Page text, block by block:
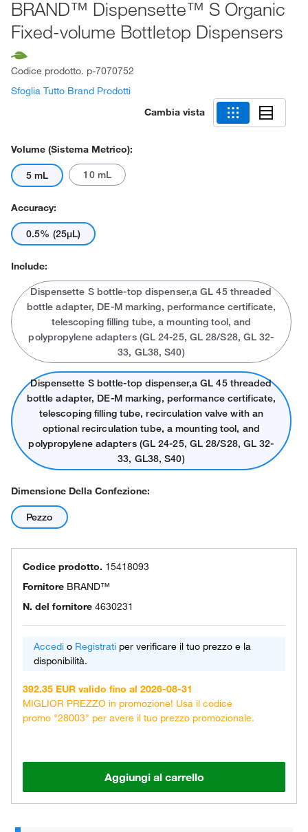
BRAND™ Dispensette™ S Organic
Fixed-volume Bottletop Dispensers
Codice prodotto. p-7070752
Sfoglia Tutto Brand Prodotti
Cambia vista
Volume (sistema Metrico):
5 mL 10 mL
Accuracy:
0.5% (25μL)
Include:
Dispensette S bottle-top dispenser,a GL 45 threaded
bottle adapter, DE-M marking, performance certificate,
telescoping filling tube, a mounting tool, and
polypropylene adapters (GL 24-25, GL 28/S28, GL 32-
33, GL38, S40)
Dispensette S bottle-top dispenser,a GL 45 threaded
bottle adapter, DE-M marking, performance certificate,
telescoping filling tube, recirculation valve with an
optional recirculation tube, a mounting tool, and
polypropylene adapters (GL 24-25, GL 28/S28, GL 32-
33, GL38, S40)
Dimensione Della Confezione:
Pezzo
Codice prodotto. 15418093
Fornitore BRAND™
N. del fornitore 4630231
Accedi o Registrati per verificare il tuo prezzo e la
disponibilità.
392.35 EUR valido fino al 2026-08-31
MIGLIOR PREZZO in promozione! Usa il codice
promo "28003" per avere il tuo prezzo promozionale.
Aggiungi al carrello